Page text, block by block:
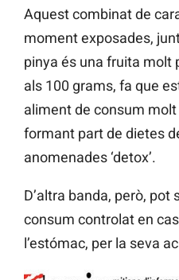
Aquest combinat de
moment exposades,
pinya és una fruita molt
als 100 grams, fa que
aliment de consum
formant part de dietes
anomenades ‘detox’.
D’altra banda, però, pot
consum controlat en
l’estómac, per la seva